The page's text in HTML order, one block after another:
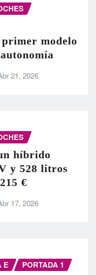
modelo
21, 2026
híbrido
y 528 litros
€
17, 2026
E PORTADA 1